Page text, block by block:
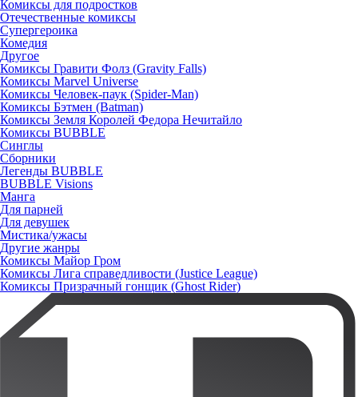
Комиксы для подростков
Отечественные комиксы
Супергероика
Комедия
Другое
Комиксы Гравити Фолз (Gravity Falls)
Комиксы Marvel Universe
Комиксы Человек-паук (Spider-Man)
Комиксы Бэтмен (Batman)
Комиксы Земля Королей Федора Нечитайло
Комиксы BUBBLE
Синглы
Сборники
Легенды BUBBLE
BUBBLE Visions
Манга
Для парней
Для девушек
Мистика/ужасы
Другие жанры
Комиксы Майор Гром
Комиксы Лига справедливости (Justice League)
Комиксы Призрачный гонщик (Ghost Rider)